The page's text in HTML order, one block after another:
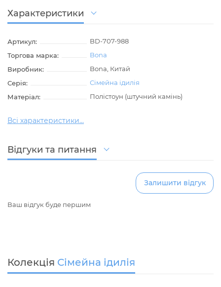
Характеристики
Артикул:
BD-707-988
Торгова марка:
Bona
Виробник:
Bona, Китай
Серія:
Сімейна ідилія
Матеріал:
Полістоун (штучний камінь)
Всі характеристики...
Відгуки та питання
Залишити відгук
Ваш відгук буде першим
Колекція Сімейна ідилія